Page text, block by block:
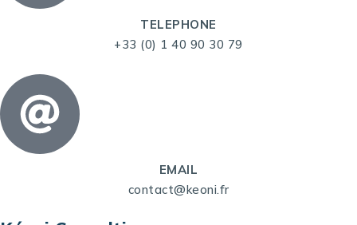
TELEPHONE
+33 (0) 1 40 90 30 79
EMAIL
contact@keoni.fr